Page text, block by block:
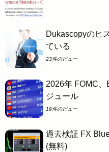
Dukascopyのヒ
ている
23件のビュー
2026年 FOMC
ジュール
19件のビュー
過去検証 FX
(無料)